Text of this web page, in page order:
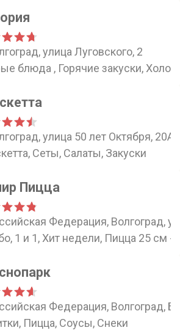
улица Луговского, 2
блюда , Горячие закуски,
улица 50 лет Октября, 20А
Сеты, Салаты, Закуски
Пицца
Федерация, Волгоград,
1 и 1, Хит недели, Пицца 25 см -
Федерация, Волгоград,
Пицца, Соусы, Снеки